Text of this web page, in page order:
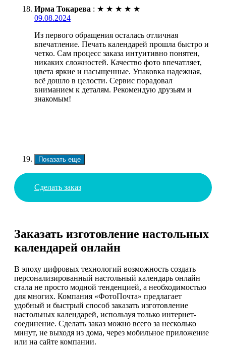
Ирма Токарева : ★ ★ ★ ★ ★
09.08.2024
Из первого обращения осталась отличная
впечатление. Печать календарей прошла быстро и
четко. Сам процесс заказа интуитивно понятен,
никаких сложностей. Качество фото впечатляет,
цвета яркие и насыщенные. Упаковка надежная,
всё дошло в целости. Сервис порадовал
вниманием к деталям. Рекомендую друзьям и
знакомым!
Показать еще
Сделать заказ
Заказать изготовление настольных
календарей онлайн
В эпоху цифровых технологий возможность создать
персонализированный настольный календарь онлайн
стала не просто модной тенденцией, а необходимостью
для многих. Компания «ФотоПочта» предлагает
удобный и быстрый способ заказать изготовление
настольных календарей, используя только интернет-
соединение. Сделать заказ можно всего за несколько
минут, не выходя из дома, через мобильное приложение
или на сайте компании.